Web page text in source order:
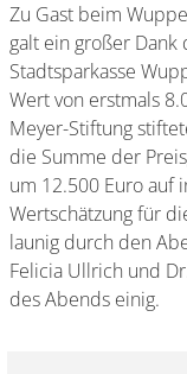
Zu Gast beim
galt ein großer
Stadtsparkasse
Wert von erstmals
Meyer-Stiftung
die Summe der
um 12.500 Euro auf
Wertschätzung für
launig durch den
Felicia Ullrich und
des Abends einig.